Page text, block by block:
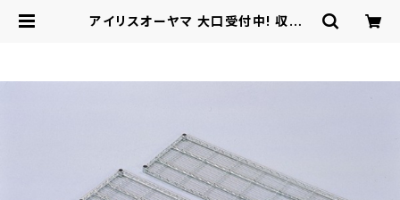
アイリスオーヤマ 大口受付中! 収納・
イン - 総合ショッピングサイト -